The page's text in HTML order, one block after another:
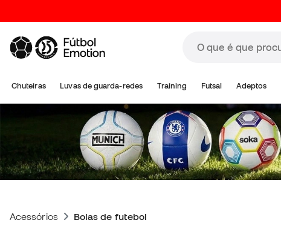
Chuteiras Luvas de guarda-redes Training Futsal Adeptos
Acessórios Bolas de futebol